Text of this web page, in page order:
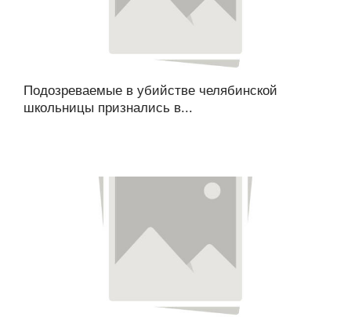
Подозреваемые в убийстве челябинской
школьницы признались в...